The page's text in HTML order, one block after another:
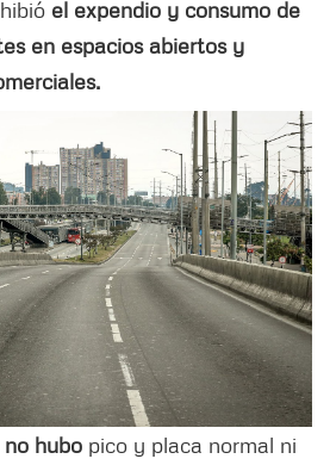
el expendio y consumo de
en espacios abiertos y
no hubo pico y placa normal ni